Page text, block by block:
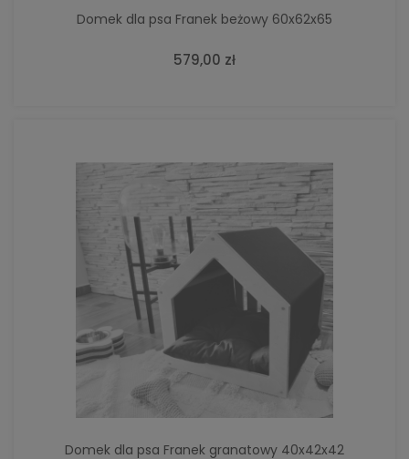
Domek dla psa Franek beżowy 60x62x65
579,00 zł
Domek dla psa Franek granatowy 40x42x42